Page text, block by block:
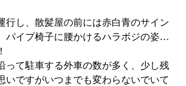
行し、散髪屋の前には赤白青のサイン
パイプ椅子に腰かけるハラボジの姿…
って駐車する外車の数が多く、少し残
いですがいつまでも変わらないでいて